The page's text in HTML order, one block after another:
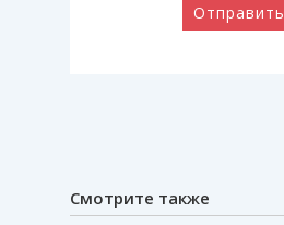
Отправить
Смотрите также